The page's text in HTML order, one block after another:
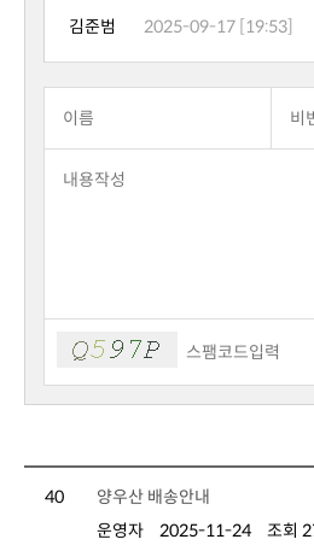
김준범
2025-09-17 [19:53]
40
양우산 배송안내
운영자
2025-11-24 조회